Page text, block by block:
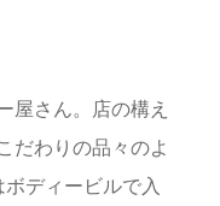
屋さん。店の構え
だわりの品々のよ
ディービルで入